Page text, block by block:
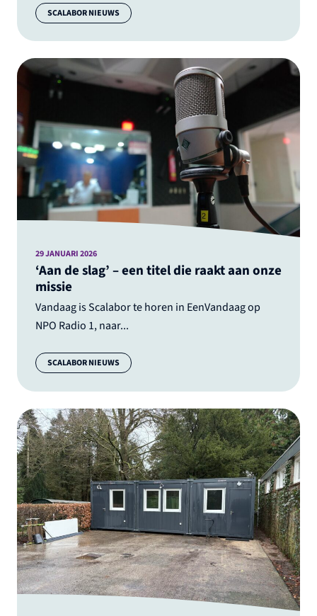
Categorie:
SCALABOR NIEUWS
‘Aan de slag’ – een titel die raakt aan onze
missie
Vandaag is Scalabor te horen in EenVandaag op
NPO Radio 1, naar...
29 JANUARI 2026
Categorie:
SCALABOR NIEUWS